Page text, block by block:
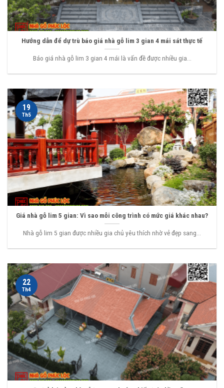
Hướng dẫn để dự trù báo giá nhà gỗ lim 3 gian 4 mái sát thực tế
Báo giá nhà gỗ lim 3 gian 4 mái là vấn đề được nhiều gia...
Giá nhà gỗ lim 5 gian: Vì sao mỗi công trình có mức giá khác nhau?
Nhà gỗ lim 5 gian được nhiều gia chủ yêu thích nhờ vẻ đẹp sang...
19
Th5
22
Th4